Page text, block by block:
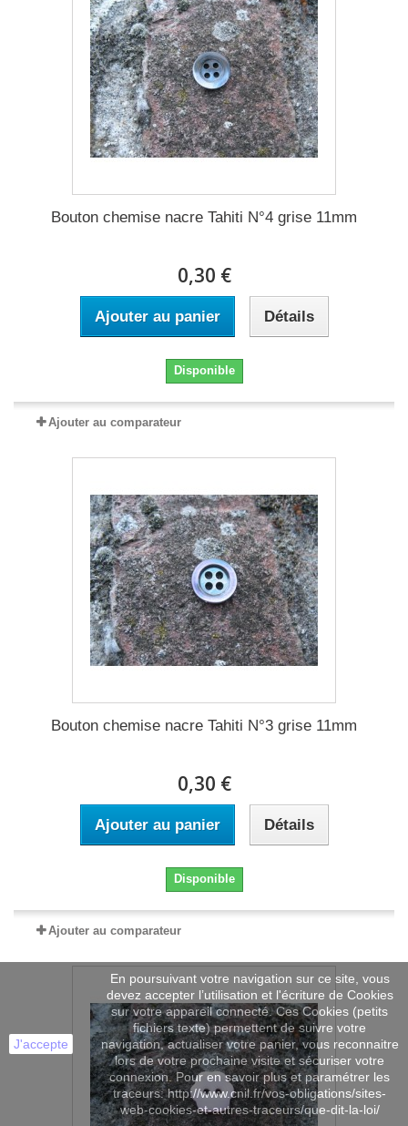
Bouton chemise nacre Tahiti N°4 grise 11mm
0,30 €
Ajouter au panier Détails
Disponible
Ajouter au comparateur
Bouton chemise nacre Tahiti N°3 grise 11mm
0,30 €
Ajouter au panier Détails
Disponible
Ajouter au comparateur
J'accepte
En poursuivant votre navigation sur ce site, vous
devez accepter l’utilisation et l'écriture de Cookies
sur votre appareil connecté. Ces Cookies (petits
fichiers texte) permettent de suivre votre
navigation, actualiser votre panier, vous reconnaitre
lors de votre prochaine visite et sécuriser votre
connexion. Pour en savoir plus et paramétrer les
traceurs: http://www.cnil.fr/vos-obligations/sites-
web-cookies-et-autres-traceurs/que-dit-la-loi/